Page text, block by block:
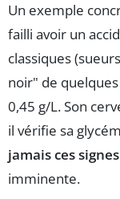
Un exemple
failli avoir un
classiques
noir" de
0,45 g/L. Son
il vérifie sa
jamais ces signes
imminente.